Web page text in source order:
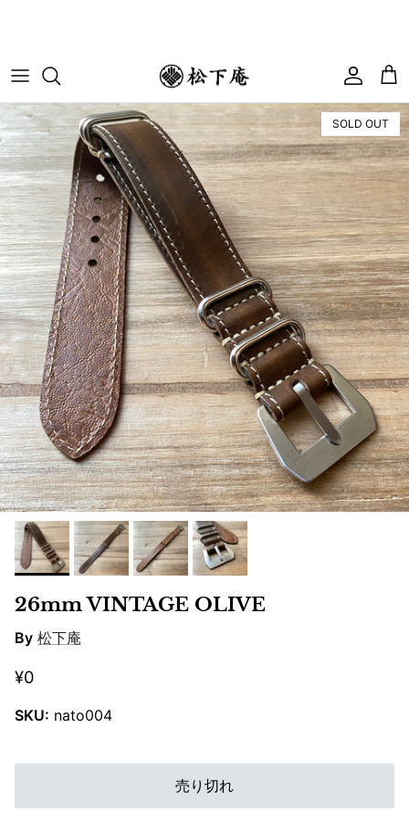
アカウ
カ
SOLD OUT
26mm VINTAGE OLIVE
By 松下庵
¥0
SKU: nato004
売り切れ